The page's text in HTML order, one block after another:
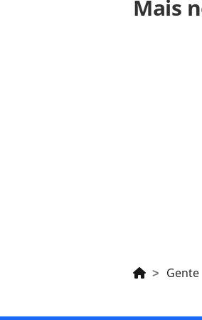
https://
para-
página. Todo
brasileira
PANROTAS
Mais
Gente